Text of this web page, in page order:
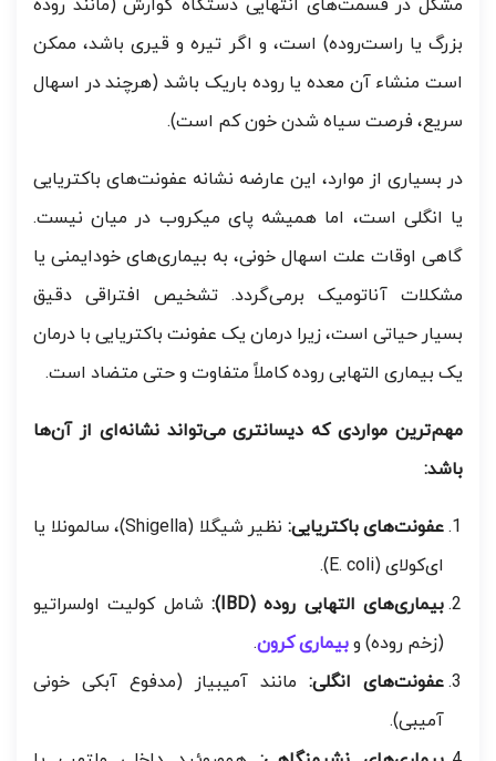
مشکل در قسمت‌های انتهایی دستگاه گوارش (مانند روده
بزرگ یا راست‌روده) است، و اگر تیره و قیری باشد، ممکن
است منشاء آن معده یا روده باریک باشد (هرچند در اسهال
سریع، فرصت سیاه شدن خون کم است).
در بسیاری از موارد، این عارضه نشانه عفونت‌های باکتریایی
یا انگلی است، اما همیشه پای میکروب در میان نیست.
گاهی اوقات علت اسهال خونی، به بیماری‌های خودایمنی یا
مشکلات آناتومیک برمی‌گردد. تشخیص افتراقی دقیق
بسیار حیاتی است، زیرا درمان یک عفونت باکتریایی با درمان
یک بیماری التهابی روده کاملاً متفاوت و حتی متضاد است.
مهم‌ترین مواردی که دیسانتری می‌تواند نشانه‌ای از آن‌ها
باشد:
عفونت‌های باکتریایی:
نظیر شیگلا (Shigella)، سالمونلا یا
ای‌کولای (E. coli).
بیماری‌های التهابی روده (IBD):
شامل کولیت اولسراتیو
(زخم روده) وبیماری کرون.
عفونت‌های انگلی: مانند آمیبیاز (مدفوع آبکی خونی
آمیبی).